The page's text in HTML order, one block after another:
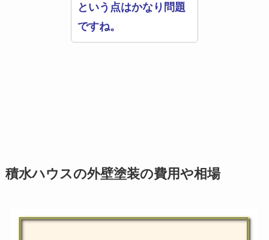
という点はかなり問題
ですね。
積水ハウスの外壁塗装の費用や相場